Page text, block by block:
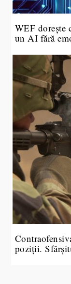
WEF dorește
un AI fără
poziții.